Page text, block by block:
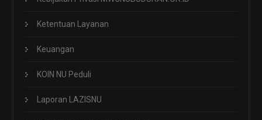
Ketentuan Layanan
Keuangan
KOIN NU Peduli
Laporan LAZISNU